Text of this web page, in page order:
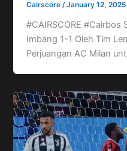
Cairscore/January 12, 2025
#CAIRSCORE #Cairbos
Imbang 1-1 Oleh Tim
Perjuangan AC Milan